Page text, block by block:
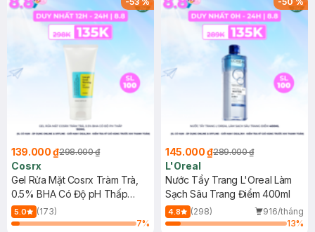
139.000 ₫298.000 ₫
Cosrx
Gel Rửa Mặt Cosrx Tràm Trà,
0.5% BHA Có Độ pH Thấp
150ml
5.0
(173)
7%
145.000 ₫289.000 ₫
L'Oreal
Nước Tẩy Trang L'Oreal Làm
Sạch Sâu Trang Điểm 400ml
4.8 (298)
916/tháng
13%